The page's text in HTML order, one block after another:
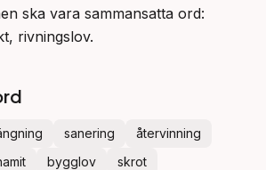
ska vara sammansatta ord:
rivningslov.
sanering
återvinning
bygglov skrot